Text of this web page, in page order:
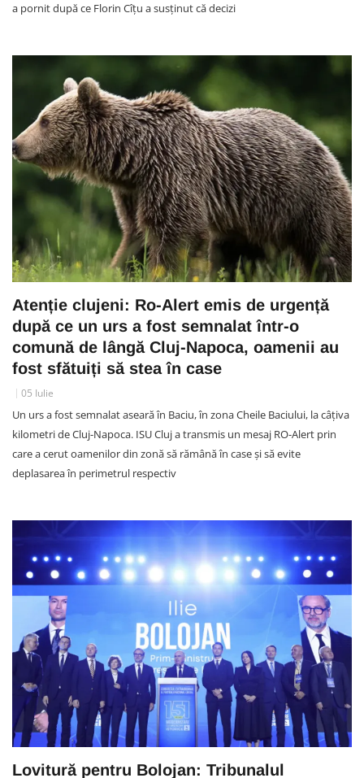
a pornit după ce Florin Cîțu a susținut că decizi
Atenție clujeni: Ro-Alert emis de urgență
după ce un urs a fost semnalat într-o
comună de lângă Cluj-Napoca, oamenii au
fost sfătuiți să stea în case
05 Iulie
Un urs a fost semnalat aseară în Baciu, în zona Cheile Baciului, la câțiva
kilometri de Cluj-Napoca. ISU Cluj a transmis un mesaj RO-Alert prin
care a cerut oamenilor din zonă să rămână în case și să evite
deplasarea în perimetrul respectiv
Lovitură pentru Bolojan: Tribunalul